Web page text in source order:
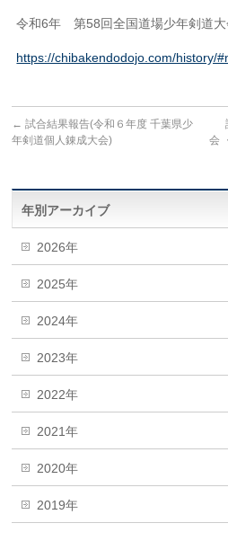
令和6年 第58回全国道場少年剣道大
https://chibakendodojo.com/history/
← 試合結果報告(令和６年度 千葉県少
年剣道個人錬成大会)
会
年別アーカイブ
2026年
2025年
2024年
2023年
2022年
2021年
2020年
2019年